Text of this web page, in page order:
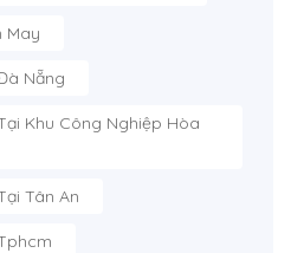
May
Nẵng
Khu Công Nghiệp Hòa
Tân An